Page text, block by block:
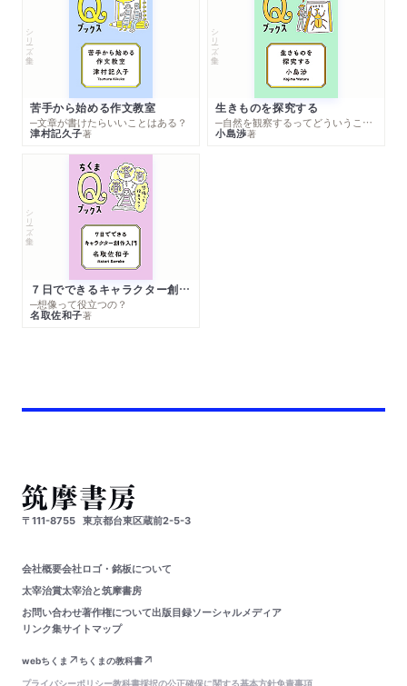
シリーズ・全集
苦手から始める作文教室
─文章が書けたらいいことはある？
津村記久子著
シリーズ・全集
生きものを探究する
─自然を観察するってどういうこと？
小島渉著
シリーズ・全集
７日でできるキャラクター創作入門
─想像って役立つの？
名取佐和子著
〒111-8755 東京都台東区蔵前2-5-3
会社概要会社ロゴ・銘板について
太宰治賞太宰治と筑摩書房
お問い合わせ著作権について出版目録ソーシャルメディア
リンク集サイトマップ
webちくま
ちくまの教科書
プライバシーポリシー教科書採択の公正確保に関する基本方針免責事項